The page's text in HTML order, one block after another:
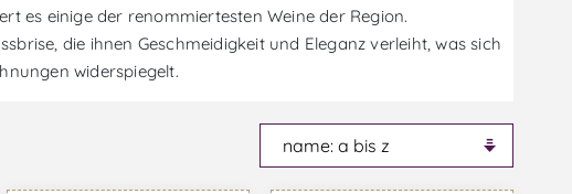
es einige der renommiertesten Weine der Region.
die ihnen Geschmeidigkeit und Eleganz verleiht, was sich
widerspiegelt.